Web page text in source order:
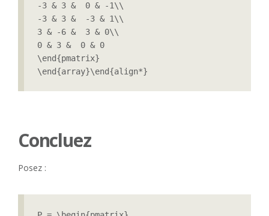
-3 & 3 &  0 & -1\\
-3 & 3 &  -3 & 1\\
3 & -6 &  3 & 0\\
0 & 3 &  0 & 0
\end{pmatrix}
\end{array}\end{align*}
Concluez
Posez :